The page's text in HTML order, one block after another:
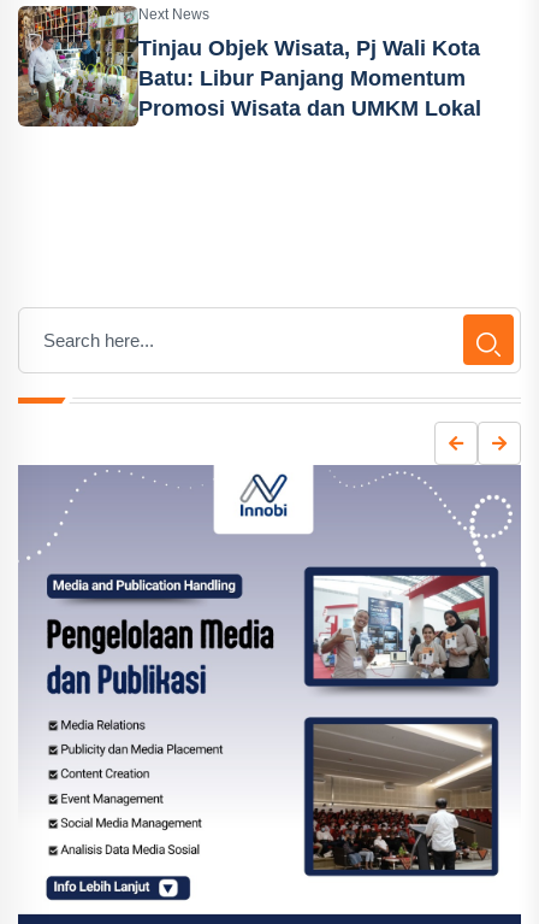
Next News
Tinjau Objek Wisata, Pj Wali Kota
Batu: Libur Panjang Momentum
Promosi Wisata dan UMKM Lokal